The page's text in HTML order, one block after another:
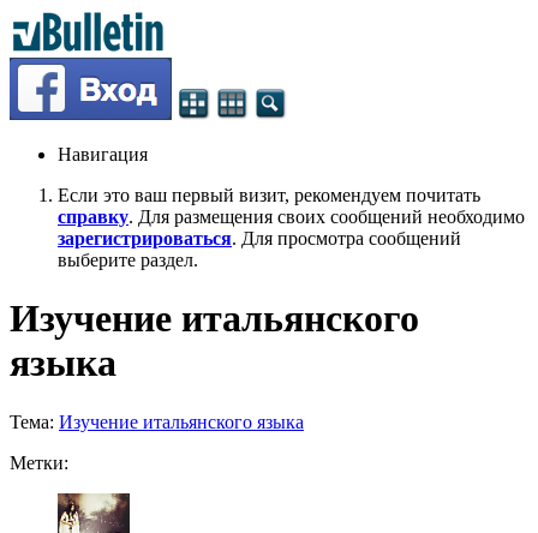
Навигация
Если это ваш первый визит, рекомендуем почитать
справку. Для размещения своих сообщений необходимо
зарегистрироваться. Для просмотра сообщений
выберите раздел.
Изучение итальянского
языка
Тема: Изучение итальянского языка
Метки: